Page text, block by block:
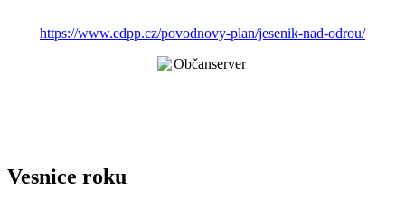
https://www.edpp.cz/povodnovy-plan/jesenik-nad-odrou/
Vesnice roku